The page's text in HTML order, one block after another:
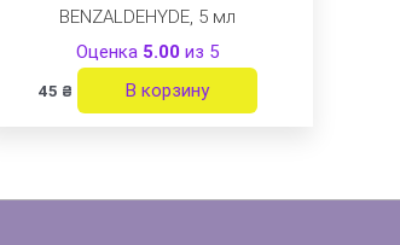
BENZALDEHYDE, 5 мл
Оценка 5.00 из 5
45 ₴ В корзину